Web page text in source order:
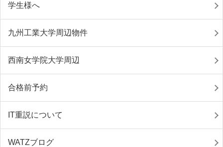
学生様へ
九州工業大学周辺物件
西南女学院大学周辺
合格前予約
IT重説について
WATZブログ